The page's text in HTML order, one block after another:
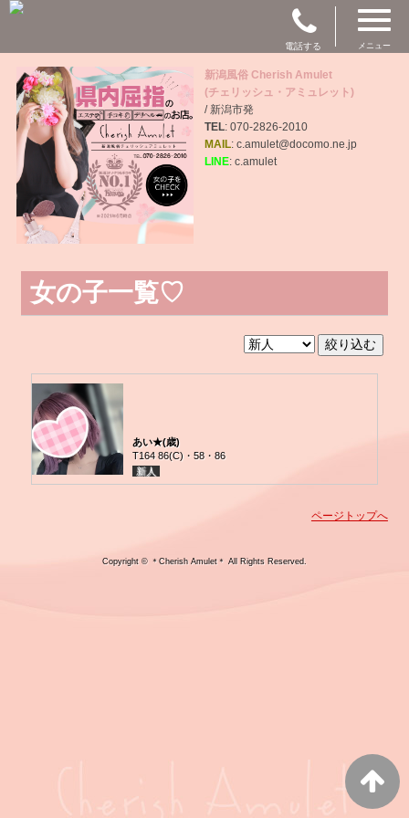
電話する メニュー
新潟風俗 Cherish Amulet
(チェリッシュ・アミュレット)
/ 新潟市発
TEL: 070-2826-2010
MAIL: c.amulet@docomo.ne.jp
LINE: c.amulet
女の子一覧♡
あい★(歳)
T164 86(C)・58・86
新人
ページトップへ
Copyright © ＊Cherish Amulet＊ All Rights Reserved.